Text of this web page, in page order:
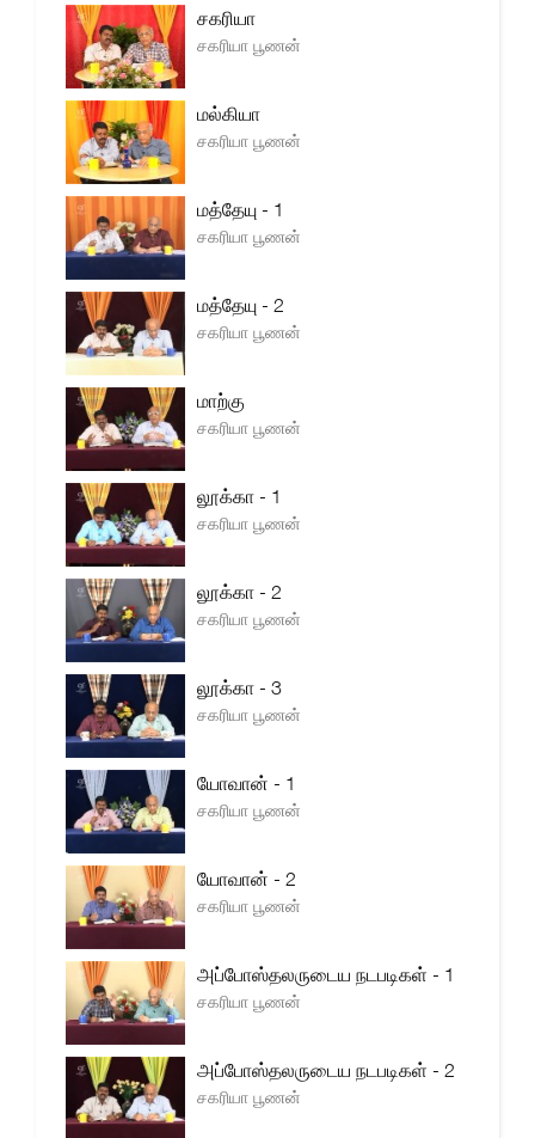
சகரியா
சகரியா பூணன்
மல்கியா
சகரியா பூணன்
மத்தேயு - 1
சகரியா பூணன்
மத்தேயு - 2
சகரியா பூணன்
மாற்கு
சகரியா பூணன்
லூக்கா - 1
சகரியா பூணன்
லூக்கா - 2
சகரியா பூணன்
லூக்கா - 3
சகரியா பூணன்
யோவான் - 1
சகரியா பூணன்
யோவான் - 2
சகரியா பூணன்
அப்போஸ்தலருடைய நடபடிகள் - 1
சகரியா பூணன்
அப்போஸ்தலருடைய நடபடிகள் - 2
சகரியா பூணன்